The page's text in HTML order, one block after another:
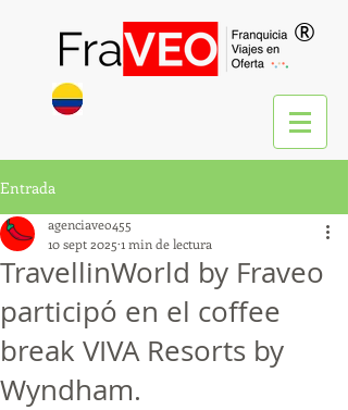
®
Entrada
TravellinWorld by Fraveo
participó en el coffee
break VIVA Resorts by
Wyndham.
agenciaveo455
10 sept 2025 1 min de lectura